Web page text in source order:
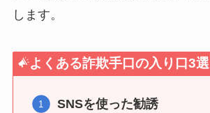
します。
よくある詐欺手口の入り口3選
SNSを使った勧誘